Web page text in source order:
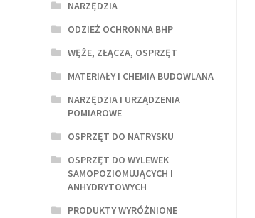
NARZĘDZIA
ODZIEŻ OCHRONNA BHP
WĘŻE, ZŁĄCZA, OSPRZĘT
MATERIAŁY I CHEMIA BUDOWLANA
NARZĘDZIA I URZĄDZENIA
POMIAROWE
OSPRZĘT DO NATRYSKU
OSPRZĘT DO WYLEWEK
SAMOPOZIOMUJĄCYCH I
ANHYDRYTOWYCH
PRODUKTY WYRÓŻNIONE